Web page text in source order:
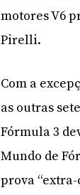
motores V6
Pirelli.
Com a
as outras
Fórmula 3
Mundo de
prova